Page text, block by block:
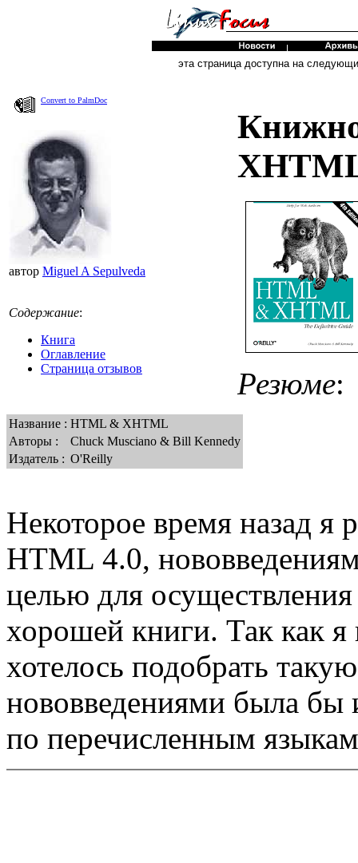
эта страница доступна на
Convert to PalmDoc
автор Miguel A Sepulveda
Содержание:
Книга
Оглавление
Страница отзывов
Резюме:
Название : HTML & XHTML
Авторы :
Chuck Musciano & Bill Kennedy
Издатель : O'Reilly
Некоторое время назад я
HTML 4.0,
целью для
хорошей книги. Так как
хотелось подобрать
нововведениями была бы
по перечисленным